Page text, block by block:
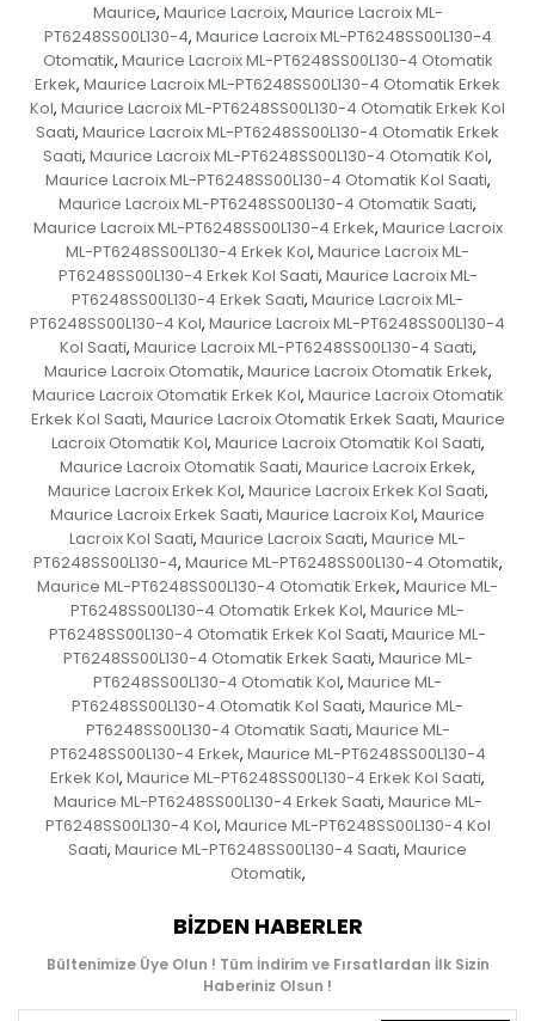
Maurice, Maurice Lacroix, Maurice Lacroix ML-
PT6248SS00L130-4, Maurice Lacroix ML-PT6248SS00L130-4
Otomatik, Maurice Lacroix ML-PT6248SS00L130-4 Otomatik
Erkek, Maurice Lacroix ML-PT6248SS00L130-4 Otomatik Erkek
Kol, Maurice Lacroix ML-PT6248SS00L130-4 Otomatik Erkek Kol
Saati, Maurice Lacroix ML-PT6248SS00L130-4 Otomatik Erkek
Saati, Maurice Lacroix ML-PT6248SS00L130-4 Otomatik Kol,
Maurice Lacroix ML-PT6248SS00L130-4 Otomatik Kol Saati,
Maurice Lacroix ML-PT6248SS00L130-4 Otomatik Saati,
Maurice Lacroix ML-PT6248SS00L130-4 Erkek, Maurice Lacroix
ML-PT6248SS00L130-4 Erkek Kol, Maurice Lacroix ML-
PT6248SS00L130-4 Erkek Kol Saati, Maurice Lacroix ML-
PT6248SS00L130-4 Erkek Saati, Maurice Lacroix ML-
PT6248SS00L130-4 Kol, Maurice Lacroix ML-PT6248SS00L130-4
Kol Saati, Maurice Lacroix ML-PT6248SS00L130-4 Saati,
Maurice Lacroix Otomatik, Maurice Lacroix Otomatik Erkek,
Maurice Lacroix Otomatik Erkek Kol, Maurice Lacroix Otomatik
Erkek Kol Saati, Maurice Lacroix Otomatik Erkek Saati, Maurice
Lacroix Otomatik Kol, Maurice Lacroix Otomatik Kol Saati,
Maurice Lacroix Otomatik Saati, Maurice Lacroix Erkek,
Maurice Lacroix Erkek Kol, Maurice Lacroix Erkek Kol Saati,
Maurice Lacroix Erkek Saati, Maurice Lacroix Kol, Maurice
Lacroix Kol Saati, Maurice Lacroix Saati, Maurice ML-
PT6248SS00L130-4, Maurice ML-PT6248SS00L130-4 Otomatik,
Maurice ML-PT6248SS00L130-4 Otomatik Erkek, Maurice ML-
PT6248SS00L130-4 Otomatik Erkek Kol, Maurice ML-
PT6248SS00L130-4 Otomatik Erkek Kol Saati, Maurice ML-
PT6248SS00L130-4 Otomatik Erkek Saati, Maurice ML-
PT6248SS00L130-4 Otomatik Kol, Maurice ML-
PT6248SS00L130-4 Otomatik Kol Saati, Maurice ML-
PT6248SS00L130-4 Otomatik Saati, Maurice ML-
PT6248SS00L130-4 Erkek, Maurice ML-PT6248SS00L130-4
Erkek Kol, Maurice ML-PT6248SS00L130-4 Erkek Kol Saati,
Maurice ML-PT6248SS00L130-4 Erkek Saati, Maurice ML-
PT6248SS00L130-4 Kol, Maurice ML-PT6248SS00L130-4 Kol
Saati, Maurice ML-PT6248SS00L130-4 Saati, Maurice
Otomatik,
BIZDEN HABERLER
Bültenimize Üye Olun ! Tüm İndirim ve Fırsatlardan İlk Sizin
Haberiniz Olsun !